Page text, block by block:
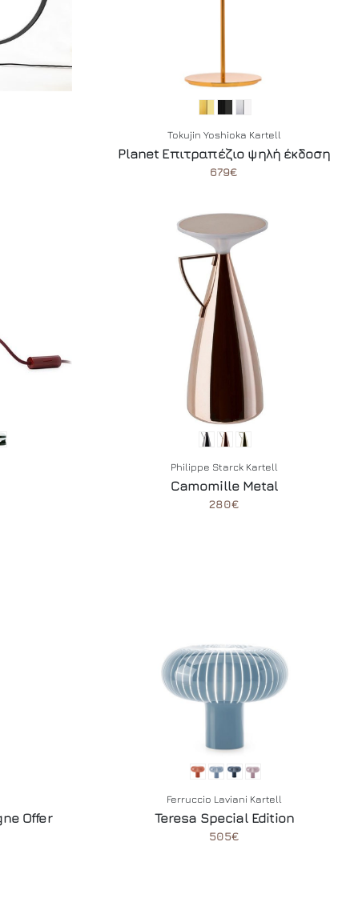
Tokujin Yoshioka Kartell
Planet Επιτραπέζιο ψηλή έκδοση
679€
Philippe Starck Kartell
Camomille Metal
280€
Offer
Ferruccio Laviani Kartell
Teresa Special Edition
505€